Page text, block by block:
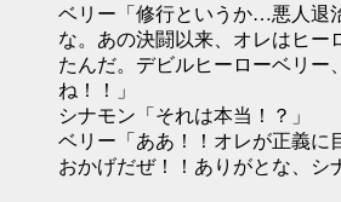
ベリー「修行というか…悪人退
な。あの決闘以来、オレはヒー
たんだ。デビルヒーローベリー
ね！！」
シナモン「それは本当！？」
ベリー「ああ！！オレが正義に
おかげだぜ！！ありがとな、シ